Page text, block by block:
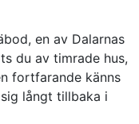
en av Dalarnas
du av timrade hus,
fortfarande känns
långt tillbaka i